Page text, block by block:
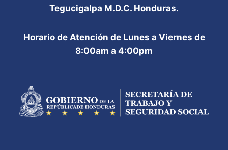
Tegucigalpa M.D.C. Honduras.
Horario de Atención de Lunes a Viernes de
8:00am a 4:00pm